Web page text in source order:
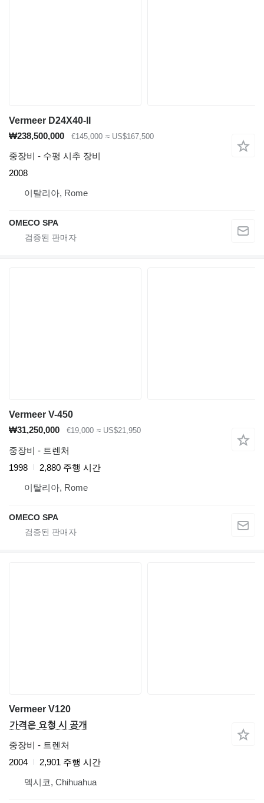
Vermeer D24X40-II
₩238,500,000
€145,000 ≈ US$167,500
중장비 - 수평 시추 장비
2008
이탈리아, Rome
OMECO SPA
Vermeer V-450
₩31,250,000
€19,000 ≈ US$21,950
중장비 - 트렌처
1998
2,880 주행 시간
이탈리아, Rome
OMECO SPA
Vermeer V120
가격은 요청 시 공개
중장비 - 트렌처
2004
2,901 주행 시간
멕시코, Chihuahua